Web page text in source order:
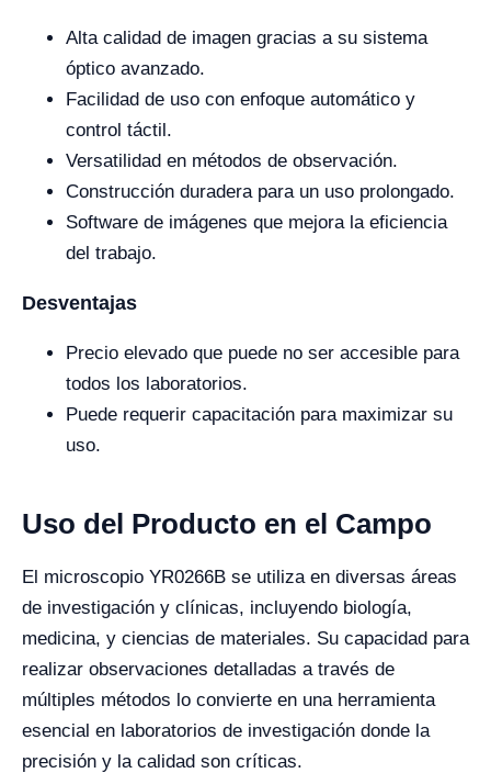
Alta calidad de imagen gracias a su sistema
óptico avanzado.
Facilidad de uso con enfoque automático y
control táctil.
Versatilidad en métodos de observación.
Construcción duradera para un uso prolongado.
Software de imágenes que mejora la eficiencia
del trabajo.
Desventajas
Precio elevado que puede no ser accesible para
todos los laboratorios.
Puede requerir capacitación para maximizar su
uso.
Uso del Producto en el Campo
El microscopio YR0266B se utiliza en diversas áreas
de investigación y clínicas, incluyendo biología,
medicina, y ciencias de materiales. Su capacidad para
realizar observaciones detalladas a través de
múltiples métodos lo convierte en una herramienta
esencial en laboratorios de investigación donde la
precisión y la calidad son críticas.